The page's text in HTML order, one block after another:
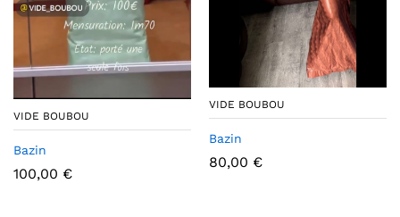
VIDE BOUBOU
Bazin
100,00 €
VIDE BOUBOU
Bazin
80,00 €